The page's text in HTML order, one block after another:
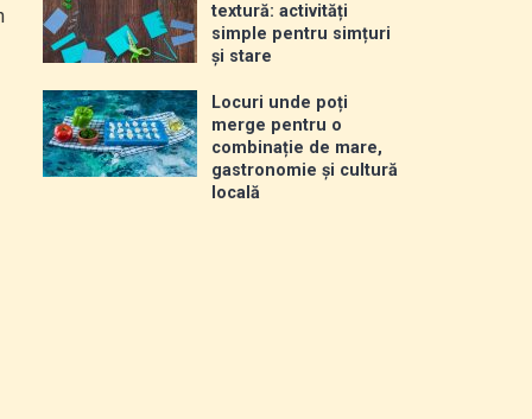
textură: activități
simple pentru simțuri
și stare
Locuri unde poți
merge pentru o
combinație de mare,
gastronomie și cultură
locală